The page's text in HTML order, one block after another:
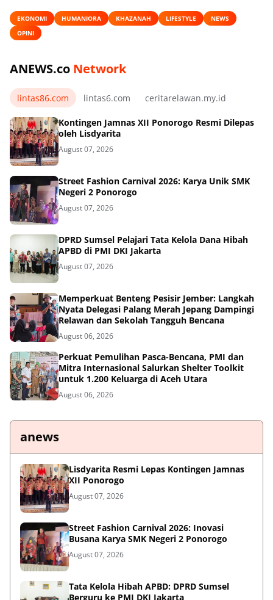
EKONOMI HUMANIORA KHAZANAH LIFESTYLE
NEWS
OPINI
ANEWS.co Network
lintas86.com lintas6.com ceritarelawan.my.id
Kontingen Jamnas XII Ponorogo Resmi Dilepas
oleh Lisdyarita
August 07, 2026
Street Fashion Carnival 2026: Karya Unik SMK
Negeri 2 Ponorogo
August 07, 2026
DPRD Sumsel Pelajari Tata Kelola Dana Hibah
APBD di PMI DKI Jakarta
August 07, 2026
Memperkuat Benteng Pesisir Jember: Langkah
Nyata Delegasi Palang Merah Jepang Dampingi
Relawan dan Sekolah Tangguh Bencana
August 06, 2026
Perkuat Pemulihan Pasca-Bencana, PMI dan
Mitra Internasional Salurkan Shelter Toolkit
untuk 1.200 Keluarga di Aceh Utara
August 06, 2026
anews
Lisdyarita Resmi Lepas Kontingen Jamnas
XII Ponorogo
August 07, 2026
Street Fashion Carnival 2026: Inovasi
Busana Karya SMK Negeri 2 Ponorogo
August 07, 2026
Tata Kelola Hibah APBD: DPRD Sumsel
Berguru ke PMI DKI Jakarta